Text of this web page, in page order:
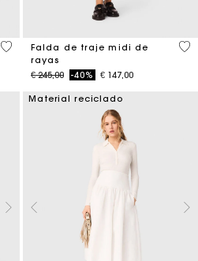
4,9 out of 5 Customer Rating
Falda de traje midi de
rayas
Price reduced from
€ 245,00to-40% € 147,00
4,5
Material reciclado